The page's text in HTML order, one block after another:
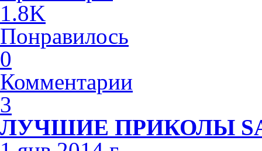
1.8K
Понравилось
0
Комментарии
3
ЛУЧШИЕ ПРИКОЛЫ